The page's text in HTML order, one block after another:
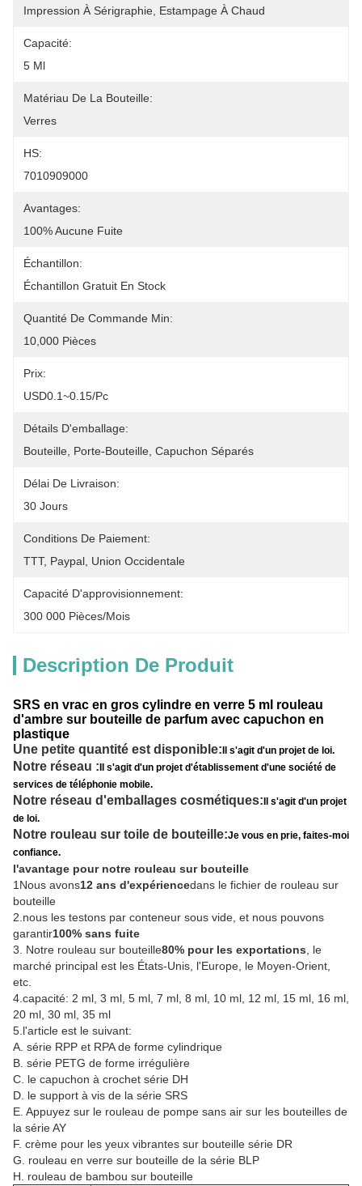
Impression À Sérigraphie, Estampage À Chaud
Capacité:
5 Ml
Matériau De La Bouteille:
Verres
HS:
7010909000
Avantages:
100% Aucune Fuite
Échantillon:
Échantillon Gratuit En Stock
Quantité De Commande Min:
10,000 Pièces
Prix:
USD0.1~0.15/pc
Détails D'emballage:
Bouteille, Porte-Bouteille, Capuchon Séparés
Délai De Livraison:
30 Jours
Conditions De Paiement:
TTT, Paypal, Union Occidentale
Capacité D'approvisionnement:
300 000 Pièces/mois
Description De Produit
SRS en vrac en gros cylindre en verre 5 ml rouleau
d'ambre sur bouteille de parfum avec capuchon en
plastique
Une petite quantité est disponible: Il s'agit d'un projet de loi.
Notre réseau : Il s'agit d'un projet d'établissement d'une société de
services de téléphonie mobile.
Notre réseau d'emballages cosmétiques: Il s'agit d'un projet
de loi.
Notre rouleau sur toile de bouteille:Je vous en prie, faites-moi
confiance.
l'avantage pour notre rouleau sur bouteille
1Nous avons12 ans d'expériencedans le fichier de rouleau sur
bouteille
2.nous les testons par conteneur sous vide, et nous pouvons
garantir100% sans fuite
3. Notre rouleau sur bouteille80% pour les exportations , le
marché principal est les États-Unis, l'Europe, le Moyen-Orient,
etc.
4.capacité: 2 ml, 3 ml, 5 ml, 7 ml, 8 ml, 10 ml, 12 ml, 15 ml, 16 ml,
20 ml, 30 ml, 35 ml
5.l'article est le suivant:
A. série RPP et RPA de forme cylindrique
B. série PETG de forme irrégulière
C. le capuchon à crochet série DH
D. le support à vis de la série SRS
E. Appuyez sur le rouleau de pompe sans air sur les bouteilles de
la série AY
F. crème pour les yeux vibrantes sur bouteille série DR
G. rouleau en verre sur bouteille de la série BLP
H. rouleau de bambou sur bouteille